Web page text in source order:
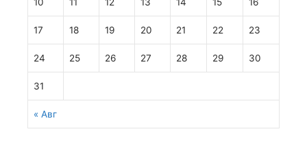
« Авг
10 11 12 13 14 15 16
17 18 19 20 21 22 23
24 25 26 27 28 29 30
31